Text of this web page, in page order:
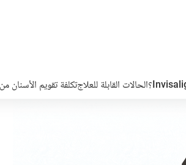
الحالات القابلة للعلاجتكلفة تقويم الأسنان من Invisalign